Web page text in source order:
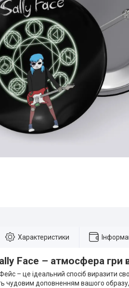
Характеристики
Face – атмосфера гри
– це ідеальний спосіб виразити
чудовим доповненням вашого